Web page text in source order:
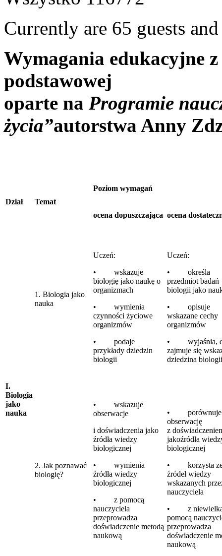
Currently are 65 guests
Wymagania edukacyjne
podstawowej
oparte na Programie
życia”autorstwa Anny
Dział Temat
Poziom wymagań
ocena dopuszczająca ocena
I.
Biologia
jako
nauka
1. Biologia jako
nauka
Uczeń:
• wskazuje
biologię jako naukę o
organizmach
• wymienia
czynności życiowe
organizmów
• podaje
przykłady dziedzin
biologii
Uczeń:
• określa
przedmiot badań
biologii jako
• opisuje
wskazane cechy
organizmów
• wyjaśnia,
zajmuje się
dziedzina biologii
2. Jak poznawać
biologię?
• wskazuje
obserwacje
i doświadczenia jako
źródła wiedzy
biologicznej
• wymienia
źródła wiedzy
biologicznej
• z pomocą
nauczyciela
przeprowadza
doświadczenie metodą
naukową
• porównuje
obserwację
z
jakoźródła
biologicznej
• korzysta
źródeł wiedzy
wskazanych
nauczyciela
• z
pomocą
przeprowadza
doświadczenie
naukową